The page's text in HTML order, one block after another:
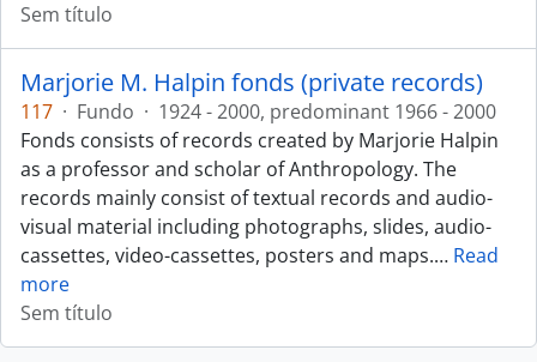
Sem título
Marjorie M. Halpin fonds (private records)
117 · Fundo · 1924 - 2000, predominant 1966 - 2000
Fonds consists of records created by Marjorie Halpin
as a professor and scholar of Anthropology. The
records mainly consist of textual records and audio-
visual material including photographs, slides, audio-
cassettes, video-cassettes, posters and maps.… Read
more
Sem título